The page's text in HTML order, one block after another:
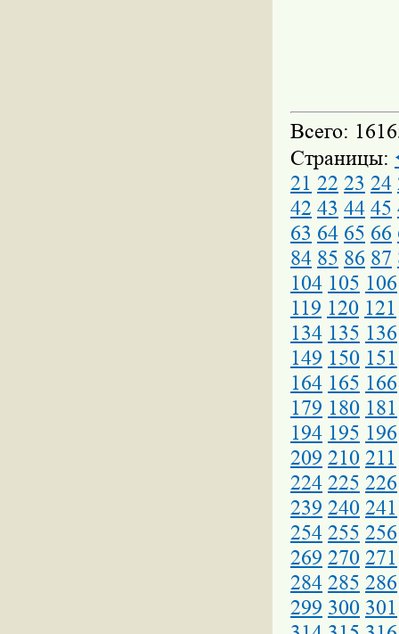
Всего:
Страницы:
21 22 23 24
42 43 44 45
63 64 65 66
84 85 86 87
104 105 106
119 120 121
134 135 136
149 150 151
164 165 166
179 180 181
194 195 196
209 210 211
224 225 226
239 240 241
254 255 256
269 270 271
284 285 286
299 300 301